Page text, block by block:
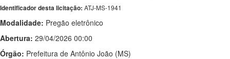
Identificador desta licitação: ATJ-MS-1941
Modalidade: Pregão eletrônico
Abertura: 29/04/2026 00:00
Órgão: Prefeitura de Antônio João (MS)